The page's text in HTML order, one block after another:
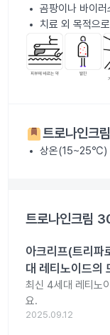
곰팡이나 바이
치료 외 목적으
트로나인크
상온(15~25℃)
트로나인크림
아크리프(트리파
대 레티노이드의
최신 4세대 레티노
요.
2025.09.12